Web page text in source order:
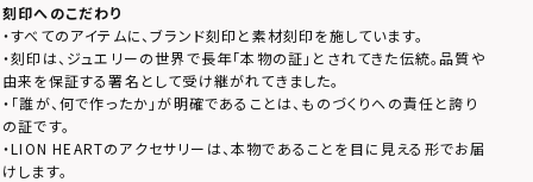
刻印へのこだわり
・すべてのアイテムに、ブランド刻印と素材刻印を施しています。
・刻印は、ジュエリーの世界で長年「本物の証」とされてきた伝統。品質や
由来を保証する署名として受け継がれてきました。
・「誰が、何で作ったか」が明確であることは、ものづくりへの責任と誇り
の証です。
・LION HEARTのアクセサリーは、本物であることを目に見える形でお届
けします。